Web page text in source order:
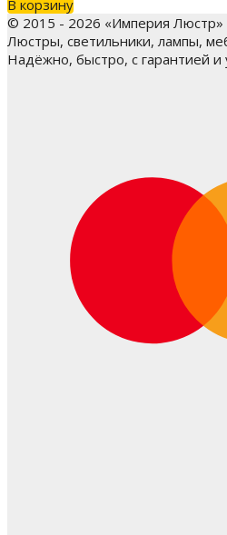
В корзину
© 2015 - 2026 «Империя Люстр»
Люстры, светильники, лампы,
Надёжно, быстро, с гарантией и